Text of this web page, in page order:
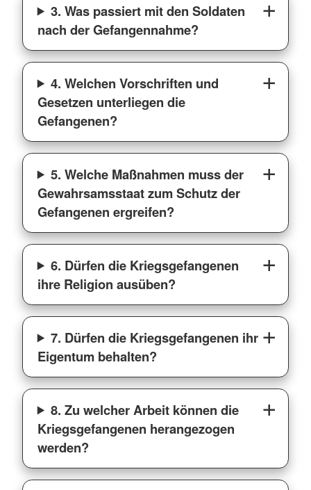
3. Was passiert mit den Soldaten
nach der Gefangennahme?
4. Welchen Vorschriften und
Gesetzen unterliegen die
Gefangenen?
5. Welche Maßnahmen muss der
Gewahrsamsstaat zum Schutz der
Gefangenen ergreifen?
6. Dürfen die Kriegsgefangenen
ihre Religion ausüben?
7. Dürfen die Kriegsgefangenen ihr
Eigentum behalten?
8. Zu welcher Arbeit können die
Kriegsgefangenen herangezogen
werden?